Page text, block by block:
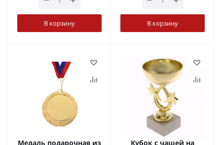
В корзину В корзину
Медаль подарочная из
Кубок с чашей на